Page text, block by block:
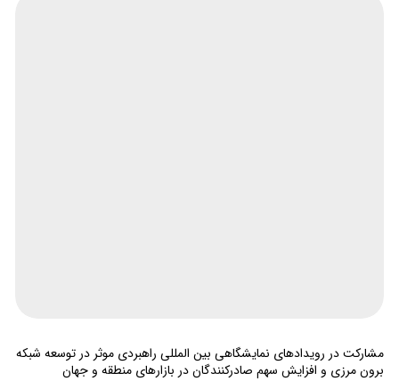
مشارکت در رویدادهای نمایشگاهی بین المللی راهبردی موثر در توسعه شبکه
برون مرزی و افزایش سهم صادرکنندگان در بازارهای منطقه و جهان